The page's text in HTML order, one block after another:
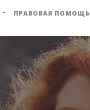
ПРАВОВАЯ ПОМОЩЬ